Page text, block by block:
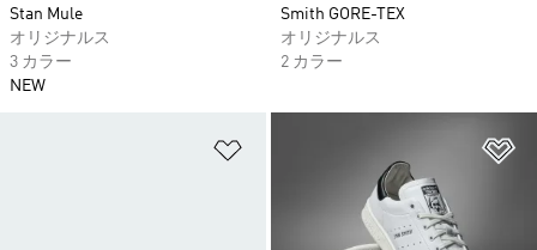
Stan Mule
オリジナルス
3 カラー
NEW
Smith GORE-TEX
オリジナルス
2 カラー